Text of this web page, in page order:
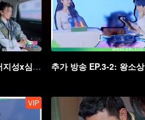
추가 방송 EP.3-1: 서지성x심월 듀엣 개그
VIP